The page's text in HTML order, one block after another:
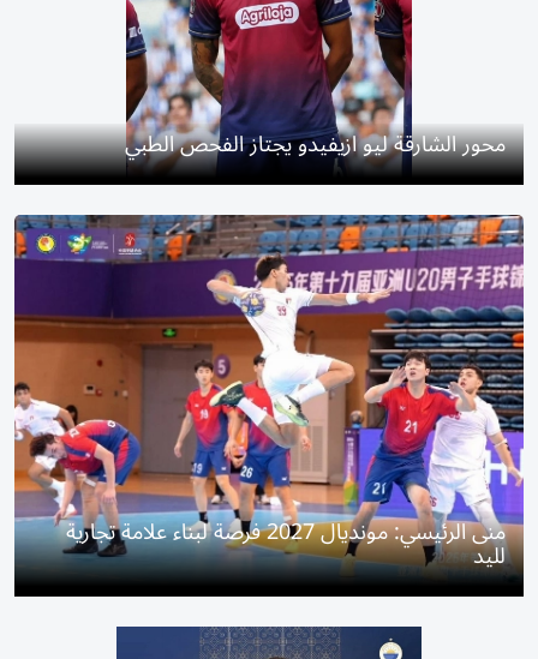
محور الشارقة ليو ازيفيدو يجتاز الفحص الطبي
منى الرئيسي: مونديال 2027 فرصة لبناء علامة تجارية
لليد